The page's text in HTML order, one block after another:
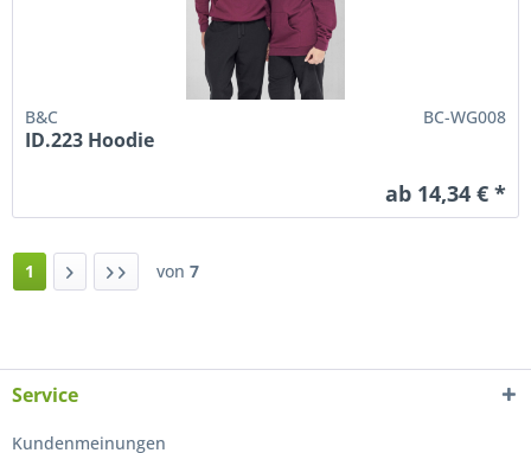
B&C BC-WG008
ID.223 Hoodie
ab 14,34 € *
1 von 7
Service
Kundenmeinungen